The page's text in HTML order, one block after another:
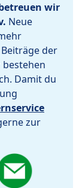
wir
Neue
der
bestehen
Damit du
zur